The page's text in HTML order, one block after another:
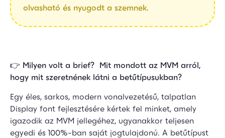
olvasható és nyugodt a szemnek.
👉 Milyen volt a brief? Mit mondott az MVM arról,
hogy mit szeretnének látni a betűtípusukban?
Egy éles, sarkos, modern vonalvezetésű, talpatlan
Display font fejlesztésére kértek fel minket, amely
igazodik az MVM jellegéhez, ugyanakkor teljesen
egyedi és 100%-ban saját jogtulajdonú. A betűtípust